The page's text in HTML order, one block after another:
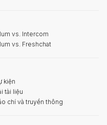
vs. Intercom
vs. Freshchat
kiện
tài liệu
chí và truyền thông